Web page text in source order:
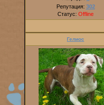
Репутация: 302
Статус: Offline
Гелиос